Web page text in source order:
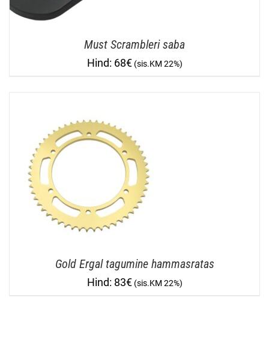
Must Scrambleri saba
68€
Gold Ergal tagumine hammasratas
83€